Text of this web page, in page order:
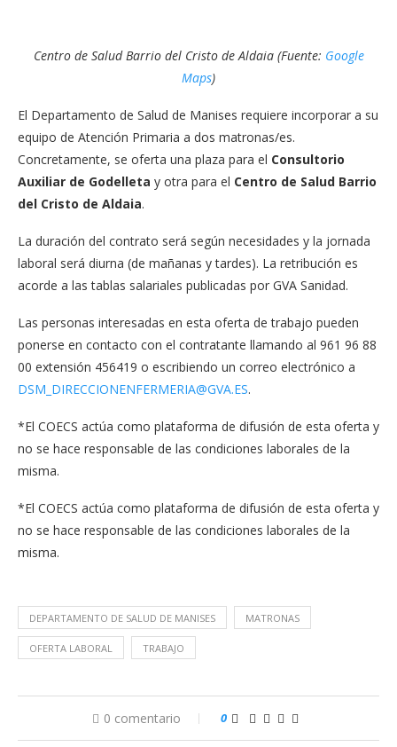
Centro de Salud Barrio del Cristo de Aldaia (Fuente: Google
Maps)
El Departamento de Salud de Manises requiere incorporar a su
equipo de Atención Primaria a dos matronas/es.
Concretamente, se oferta una plaza para el Consultorio
Auxiliar de Godelleta y otra para el Centro de Salud Barrio
del Cristo de Aldaia.
La duración del contrato será según necesidades y la jornada
laboral será diurna (de mañanas y tardes). La retribución es
acorde a las tablas salariales publicadas por GVA Sanidad.
Las personas interesadas en esta oferta de trabajo pueden
ponerse en contacto con el contratante llamando al 961 96 88
00 extensión 456419 o escribiendo un correo electrónico a
DSM_DIRECCIONENFERMERIA@GVA.ES.
*El COECS actúa como plataforma de difusión de esta oferta y
no se hace responsable de las condiciones laborales de la
misma.
*El COECS actúa como plataforma de difusión de esta oferta y
no se hace responsable de las condiciones laborales de la
misma.
DEPARTAMENTO DE SALUD DE MANISES MATRONAS
OFERTA LABORAL TRABAJO
0 comentario 0